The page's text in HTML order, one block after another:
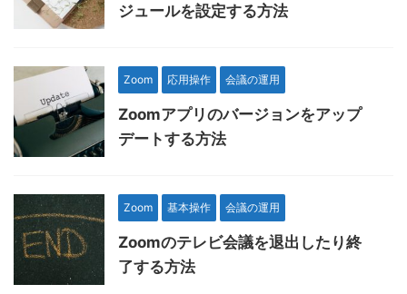
ジュールを設定する方法
Zoom 応用操作 会議の運用
Zoomアプリのバージョンをアップ
デートする方法
Zoom 基本操作 会議の運用
Zoomのテレビ会議を退出したり終
了する方法